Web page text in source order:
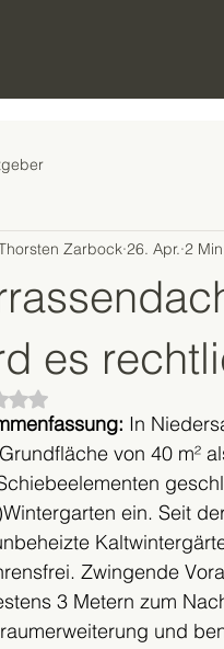
es
Zarbock 26. Apr. 2
Mit NaN von 5 Sternen bewertet.
In
von 40 m²
ein. Seit
Zwingende
3 Metern zum
und